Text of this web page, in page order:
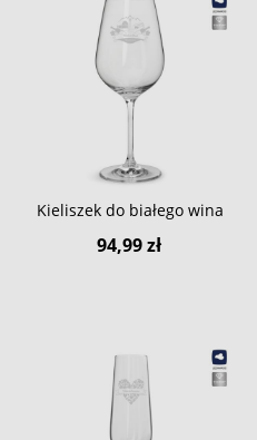
Kieliszek do białego wina
94,99 zł